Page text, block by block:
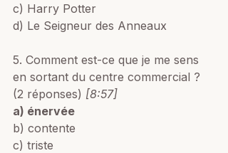
c) Harry Potter
d) Le Seigneur des Anneaux
5. Comment est-ce que je me sens
en sortant du centre commercial ?
(2 réponses) [8:57]
a) énervée
b) contente
c) triste